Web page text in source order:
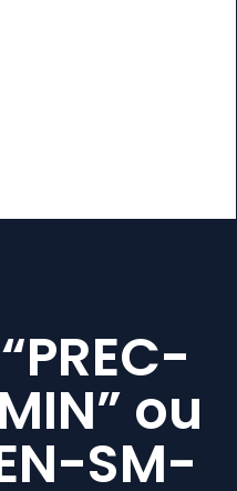
ou
SM-